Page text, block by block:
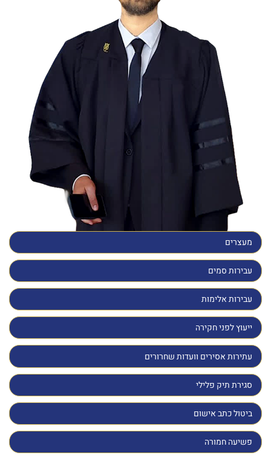
מעצרים
עבירות סמים
עבירות אלימות
ייעוץ לפני חקירה
עתירות אסירים וועדות שחרורים
סגירת תיק פלילי
ביטול כתב אישום
פשיעה חמורה